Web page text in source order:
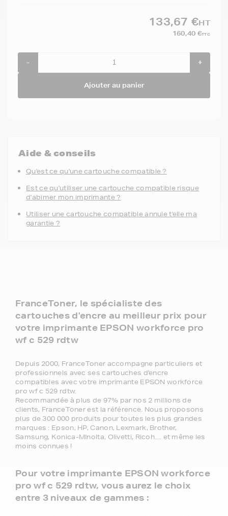
133,67 €HT
160,40 €TTC
- +
Ajouter au panier
Aide & conseils
Qu'est ce qu'une cartouche compatible ?
Est ce qu'utiliser une cartouche compatible risque
d'abimer mon imprimante ?
Utiliser une cartouche compatible annule t'elle ma
garantie ?
FranceToner, le spécialiste des
cartouches d'encre au meilleur prix pour
votre imprimante EPSON workforce pro
wf c 529 rdtw
Depuis 2000, FranceToner accompagne particuliers et
professionnels avec ses cartouches d'encre
compatibles avec votre imprimante EPSON workforce
pro wf c 529 rdtw.
Recommandée à plus de 97% par nos 2 millions de
clients, FranceToner est la référence. Nous proposons
plus de 300 000 produits pour toutes les plus grandes
marques : Epson, HP, Canon, Lexmark, Brother,
Samsung, Konica-MInolta, Olivetti, Ricoh.... et même les
moins connues !
Pour votre imprimante EPSON workforce
pro wf c 529 rdtw, vous aurez le choix
entre 3 niveaux de gammes :